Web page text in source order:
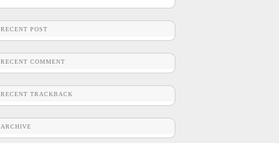
RECENT POST
RECENT COMMENT
RECENT TRACKBACK
ARCHIVE